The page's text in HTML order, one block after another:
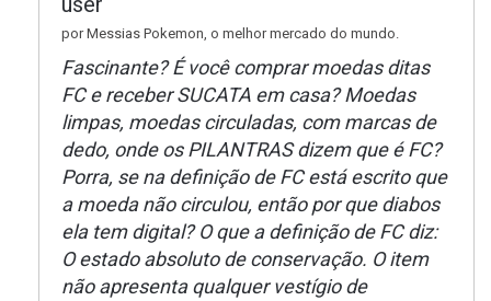
por Messias Pokemon, o melhor mercado do mundo.
Fascinante? É você comprar moedas ditas
FC e receber SUCATA em casa? Moedas
limpas, moedas circuladas, com marcas de
dedo, onde os PILANTRAS dizem que é FC?
Porra, se na definição de FC está escrito que
a moeda não circulou, então por que diabos
ela tem digital? O que a definição de FC diz:
O estado absoluto de conservação. O item
não apresenta qualquer vestígio de